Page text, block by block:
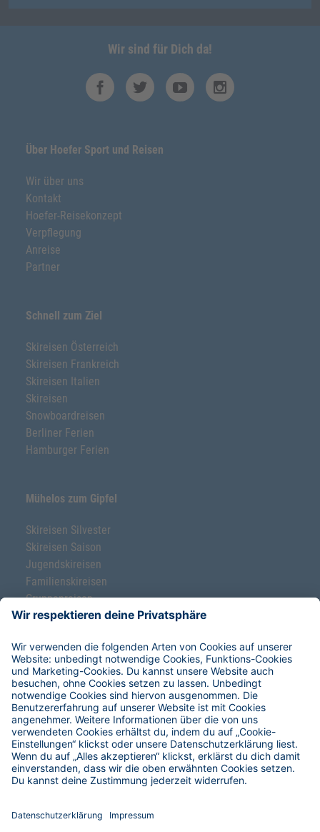
Wir sind für Dich da!
Über Hoefer Sport und Reisen
Wir über uns
Kontakt
Hoefer-Reisekonzept
Verpflegung
Anreise
Partner
Schnell zum Ziel
Skireisen Österreich
Skireisen Frankreich
Skireisen Italien
Skireisen
Snowboardreisen
Berliner Ferien
Hamburger Ferien
Mühelos zum Gipfel
Skireisen Silvester
Skireisen Saison
Jugendskireisen
Familienskireisen
Gruppenreisen
Ski-Klassenfahrten
Service & Hilfe
Hoefer Skiverleih
Reise-Versicherungen
Restplätze